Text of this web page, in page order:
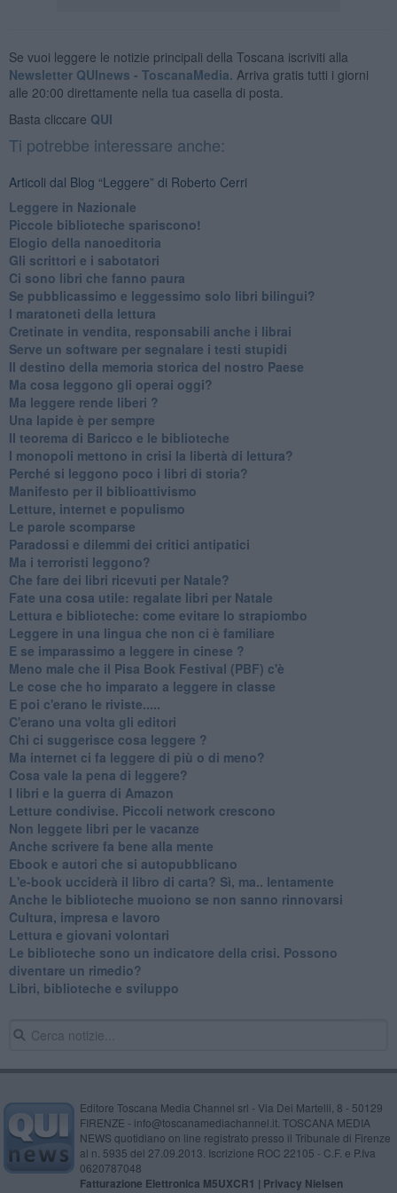
Se vuoi leggere le notizie principali della Toscana iscriviti alla
Newsletter QUInews - ToscanaMedia. Arriva gratis tutti i giorni
alle 20:00 direttamente nella tua casella di posta.
Basta cliccare QUI
Ti potrebbe interessare anche:
Articoli dal Blog “Leggere” di Roberto Cerri
​Leggere in Nazionale
​Piccole biblioteche spariscono!
​Elogio della nanoeditoria
Gli scrittori e i sabotatori
Ci sono libri che fanno paura
Se pubblicassimo e leggessimo solo libri bilingui?
I maratoneti della lettura
Cretinate in vendita, responsabili anche i librai
Serve un software per segnalare i testi stupidi
​Il destino della memoria storica del nostro Paese
Ma cosa leggono gli operai oggi?
Ma leggere rende liberi ?
​Una lapide è per sempre
Il teorema di Baricco e le biblioteche
I monopoli mettono in crisi la libertà di lettura?
​Perché si leggono poco i libri di storia?
​Manifesto per il biblioattivismo
Letture, internet e populismo
​Le parole scomparse
​Paradossi e dilemmi dei critici antipatici
Ma i terroristi leggono?
​Che fare dei libri ricevuti per Natale?
​Fate una cosa utile: regalate libri per Natale
​Lettura e biblioteche: come evitare lo strapiombo
Leggere in una lingua che non ci è familiare
​E se imparassimo a leggere in cinese ?
​Meno male che il Pisa Book Festival (PBF) c'è
​Le cose che ho imparato a leggere in classe
​E poi c'erano le riviste.....
​C'erano una volta gli editori
​Chi ci suggerisce cosa leggere ?
​Ma internet ci fa leggere di più o di meno?
​Cosa vale la pena di leggere?
I libri e la guerra di Amazon
​Letture condivise. Piccoli network crescono
​Non leggete libri per le vacanze
​Anche scrivere fa bene alla mente
​Ebook e autori che si autopubblicano
​L'e-book ucciderà il libro di carta? Sì, ma.. lentamente
​Anche le biblioteche muoiono se non sanno rinnovarsi
​Cultura, impresa e lavoro
​Lettura e giovani volontari
​Le biblioteche sono un indicatore della crisi. Possono
diventare un rimedio?
​Libri, biblioteche e sviluppo
Editore Toscana Media Channel srl - Via Dei Martelli, 8 - 50129
FIRENZE - info@toscanamediachannel.it. TOSCANA MEDIA
NEWS quotidiano on line registrato presso il Tribunale di Firenze
al n. 5935 del 27.09.2013. Iscrizione ROC 22105 - C.F. e P.Iva
0620787048
Fatturazione Elettronica M5UXCR1 | Privacy Nielsen